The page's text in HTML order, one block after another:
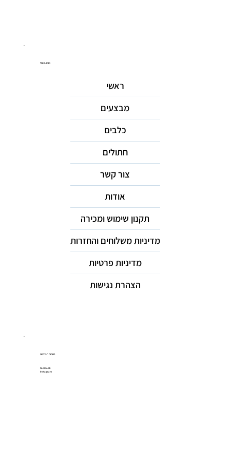
ניווט באתר
ראשי
מבצעים
כלבים
חתולים
צור קשר
אודות
תקנון שימוש ומכירה
מדיניות משלוחים והחזרות
מדיניות פרטיות
הצהרת נגישות
רשתות חברתיות
Facebook
Instagram